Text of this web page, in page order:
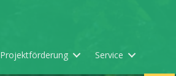
Projektförderung Service